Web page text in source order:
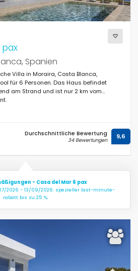
Spanien
Villa in Moraira, Costa Blanca,
für 6 Personen. Das Haus befindet
am Strand und ist nur 2 km vom
Durchschnittliche Bewertung
34 Bewertungen 9,6
- Casa del Mar 6 pax
2026 - 13/09/2026: spezieller last-minute-
rabatt bis zu 25 %.